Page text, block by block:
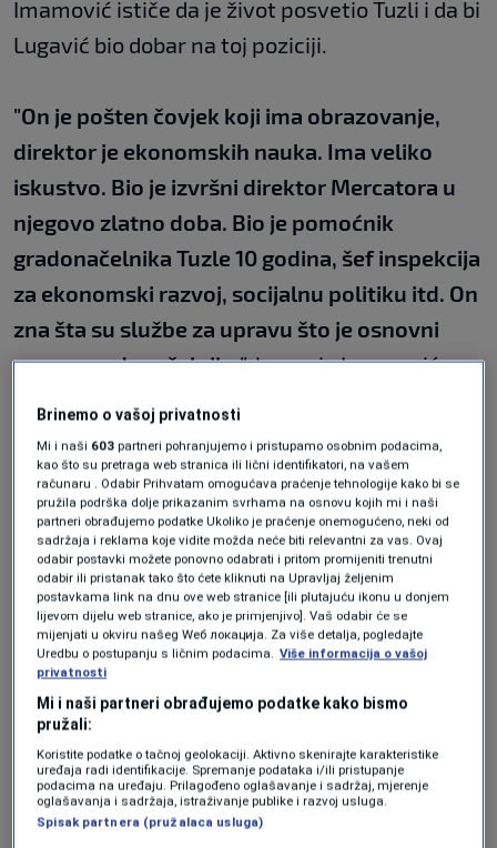
Imamović ističe da je život posvetio Tuzli i da bi
Lugavić bio dobar na toj poziciji.
"On je pošten čovjek koji ima obrazovanje,
direktor je ekonomskih nauka. Ima veliko
iskustvo. Bio je izvršni direktor Mercatora u
njegovo zlatno doba. Bio je pomoćnik
gradonačelnika Tuzle 10 godina, šef inspekcija
za ekonomski razvoj, socijalnu politiku itd. On
zna šta su službe za upravu što je osnovni
posao gradonačelnika",kazao je Imamović za
Na to što neki Lugaviću spočitavaju i to što je
na funkciji u Medžlisu IZ u Tuzli, Imamović kaže:
"On jeste vjernik. Ne možete nekome
spočitavati pravo da ispolji svoja vjerska
osjećanja. Ja to nikada, iako nisam nikad vjeru
prakticirao, nisam dopustio. Vjerska sloboda
je da budeš vjernik ili agnostik ili ateista.
Sramota je da se nekome takve stvari
spočitavaju. Radi se o čovjeku kojeg čeka
većina u Vijeću. Niko bolje ne poznaje javna
preduzeća u Tuzli od njega".
Brinemo o vašoj privatnosti
Mi i naši 603 partneri pohranjujemo i pristupamo osobnim podacima,
kao što su pretraga web stranica ili lični identifikatori, na vašem
računaru . Odabir Prihvatam omogućava praćenje tehnologije kako bi se
pružila podrška dolje prikazanim svrhama na osnovu kojih mi i naši
partneri obrađujemo podatke Ukoliko je praćenje onemogućeno, neki od
sadržaja i reklama koje vidite možda neće biti relevantni za vas. Ovaj
odabir postavki možete ponovno odabrati i pritom promijeniti trenutni
odabir ili pristanak tako što ćete kliknuti na Upravljaj željenim
postavkama link na dnu ove web stranice [ili plutajuću ikonu u donjem
lijevom dijelu web stranice, ako je primjenjivo]. Vaš odabir će se
mijenjati u okviru našeg Wеб локација. Za više detalja, pogledajte
Uredbu o postupanju s ličnim podacima. Više informacija o vašoj
privatnosti
Mi i naši partneri obrađujemo podatke kako bismo
pružali:
Koristite podatke o tačnoj geolokaciji. Aktivno skenirajte karakteristike
uređaja radi identifikacije. Spremanje podataka i/ili pristupanje
podacima na uređaju. Prilagođeno oglašavanje i sadržaj, mjerenje
oglašavanja i sadržaja, istraživanje publike i razvoj usluga.
Spisak partnera (pružalaca usluga)